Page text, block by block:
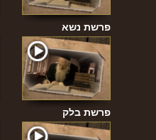
פרשת נשא
פרשת בלק